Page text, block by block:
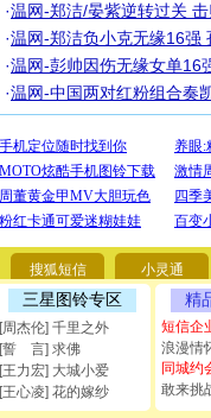
·温网-郑洁/晏紫逆转过关
·温网-郑洁负小克无缘16强
·温网-彭帅因伤无缘女单16
·温网-中国两对红粉组合奏
搜狐短信 小灵通
三星图铃专区
[周杰伦] 千里之外
[誓 言] 求佛
[王力宏] 大城小爱
[王心凌] 花的嫁纱
精
短信企
浪漫情
同城约
敢来挑